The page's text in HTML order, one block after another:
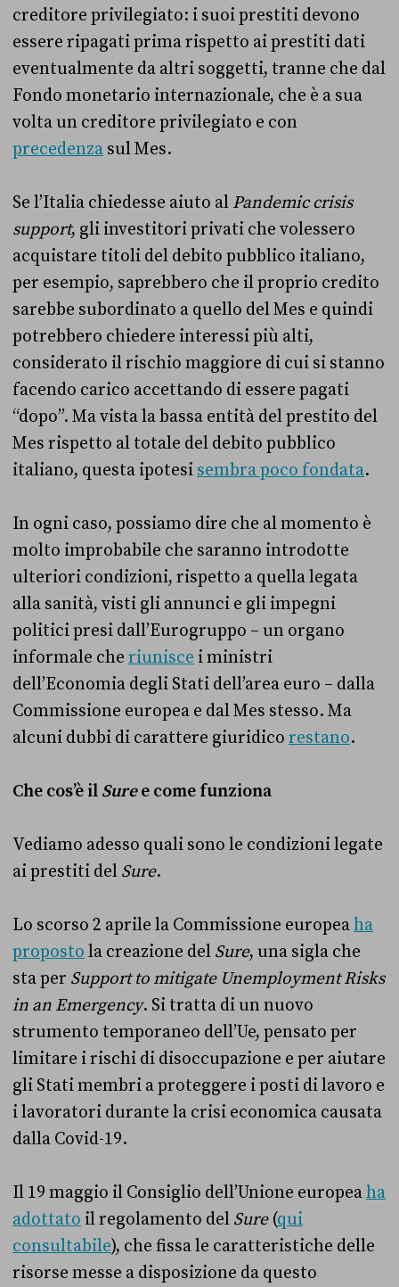
creditore privilegiato: i suoi prestiti devono
essere ripagati prima rispetto ai prestiti dati
eventualmente da altri soggetti, tranne che dal
Fondo monetario internazionale, che è a sua
volta un creditore privilegiato e con
precedenza sul Mes.
Se l’Italia chiedesse aiuto al Pandemic crisis
support, gli investitori privati che volessero
acquistare titoli del debito pubblico italiano,
per esempio, saprebbero che il proprio credito
sarebbe subordinato a quello del Mes e quindi
potrebbero chiedere interessi più alti,
considerato il rischio maggiore di cui si stanno
facendo carico accettando di essere pagati
“dopo”. Ma vista la bassa entità del prestito del
Mes rispetto al totale del debito pubblico
italiano, questa ipotesi sembra poco fondata.
In ogni caso, possiamo dire che al momento è
molto improbabile che saranno introdotte
ulteriori condizioni, rispetto a quella legata
alla sanità, visti gli annunci e gli impegni
politici presi dall’Eurogruppo – un organo
informale che riunisce i ministri
dell’Economia degli Stati dell’area euro – dalla
Commissione europea e dal Mes stesso. Ma
alcuni dubbi di carattere giuridico restano.
Che cos’è il Suree come funziona
Vediamo adesso quali sono le condizioni legate
ai prestiti del Sure.
Lo scorso 2 aprile la Commissione europeaha
proposto la creazione del Sure, una sigla che
sta per Support to mitigate Unemployment Risks
in an Emergency. Si tratta di un nuovo
strumento temporaneo dell’Ue, pensato per
limitare i rischi di disoccupazione e per aiutare
gli Stati membri a proteggere i posti di lavoro e
i lavoratori durante la crisi economica causata
dalla Covid-19.
Il 19 maggio il Consiglio dell’Unione europeaha
adottato il regolamento del Sure(qui
consultabile), che fissa le caratteristiche delle
risorse messe a disposizione da questo